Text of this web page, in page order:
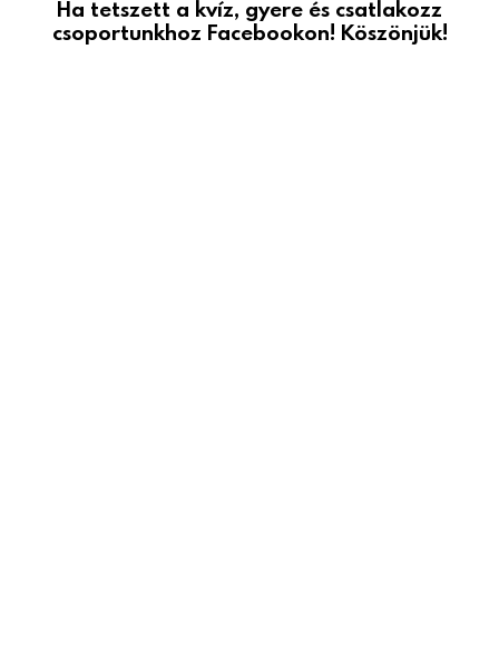
Ha tetszett a kvíz, gyere és csatlakozz
csoportunkhoz Facebookon! Köszönjük!